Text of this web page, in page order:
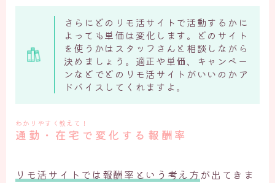
さらにどのリモ活サイトで活動するかに
よっても単価は変化します。どのサイト
を使うかはスタッフさんと相談しながら
決めましょう。適正や単価、キャンペー
ンなどでどのリモ活サイトがいいのかア
ドバイスしてくれますよ。
わかりやすく教えて！
通勤・在宅で変化する報酬率
リモ活サイトでは報酬率という考え方 が出てきま